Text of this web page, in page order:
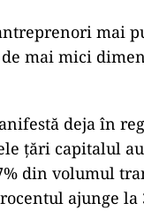
mai
mai mici
deja în
țări capitalul
din volumul
ajunge la